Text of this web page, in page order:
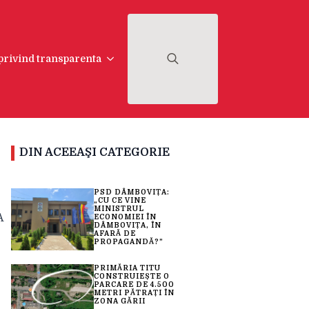
transparenta
DIN ACEEAŞI CATEGORIE
PSD DÂMBOVIȚA:
„CU CE VINE
MINISTRUL
ECONOMIEI ÎN
DÂMBOVIȚA, ÎN
AFARĂ DE
PROPAGANDĂ?”
PRIMĂRIA TITU
CONSTRUIEȘTE O
PARCARE DE 4.500
METRI PĂTRAȚI ÎN
ZONA GĂRII